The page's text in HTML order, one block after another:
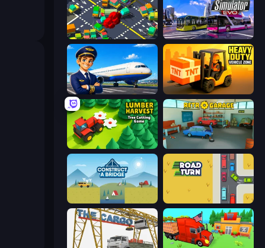
Slightly Annoying Traffic Bus Simulator: EVO
Idle Airport Tycoon
Lumber Harvest: Tree Cutting Game
Construct a Bridge